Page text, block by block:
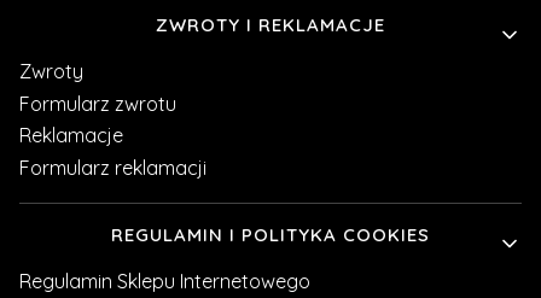
Linki w stopceZWROTY I REKLAMACJE
Zwroty
Formularz zwrotu
Reklamacje
Formularz reklamacji
REGULAMIN I POLITYKA COOKIES
Regulamin Sklepu Internetowego